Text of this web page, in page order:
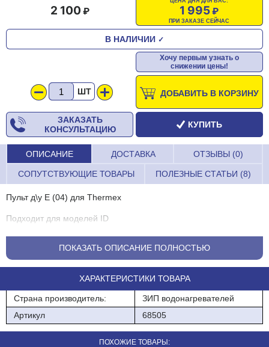
1 995
ПРИ ЗАКАЗЕ СЕЙЧАС
2 100
В НАЛИЧИИ ✓
Хочу первым узнать о
снижении цены!
ШТ ДОБАВИТЬ В КОРЗИНУ
ЗАКАЗАТЬ
КОНСУЛЬТАЦИЮ
КУПИТЬ
ОПИСАНИЕ ДОСТАВКА ОТЗЫВЫ (0)
СОПУТСТВУЮЩИЕ ТОВАРЫ ПОЛЕЗНЫЕ СТАТЬИ (8)
Пульт д\у Е (04) для Thermex
Подходит для моделей ID
Параметры 144х43
ПОКАЗАТЬ ОПИСАНИЕ ПОЛНОСТЬЮ
ХАРАКТЕРИСТИКИ ТОВАРА
Страна производитель:
ЗИП водонагревателей
Артикул
68505
ПОХОЖИЕ ТОВАРЫ: